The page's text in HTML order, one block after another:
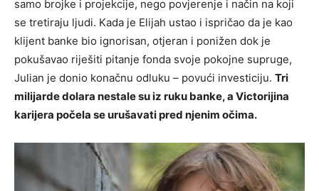
samo brojke i projekcije, nego povjerenje i način na koji
se tretiraju ljudi. Kada je Elijah ustao i ispričao da je kao
klijent banke bio ignorisan, otjeran i ponižen dok je
pokušavao riješiti pitanje fonda svoje pokojne supruge,
Julian je donio konačnu odluku – povući investiciju. Tri
milijarde dolara nestale su iz ruku banke, a Victorijina
karijera počela se urušavati pred njenim očima.